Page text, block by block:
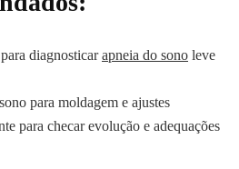
diagnosticarapneia do sono leve
para moldagem e ajustes
para checar evolução e adequações